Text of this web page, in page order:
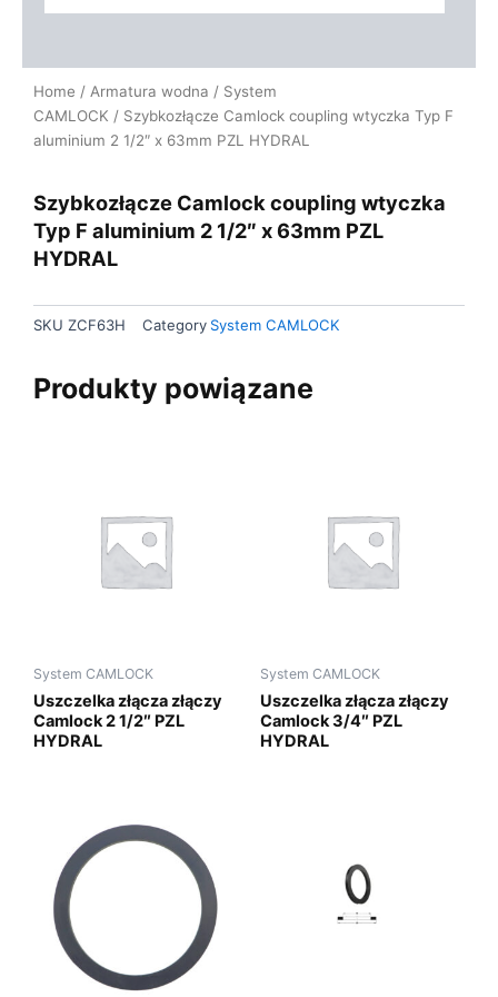
Home / Armatura wodna / System
CAMLOCK / Szybkozłącze Camlock coupling wtyczka Typ F
aluminium 2 1/2″ x 63mm PZL HYDRAL
Szybkozłącze Camlock coupling wtyczka
Typ F aluminium 2 1/2″ x 63mm PZL
HYDRAL
SKU ZCF63H Category System CAMLOCK
Produkty powiązane
System CAMLOCK
Uszczelka złącza złączy
Camlock 2 1/2″ PZL
HYDRAL
System CAMLOCK
Uszczelka złącza złączy
Camlock 3/4″ PZL
HYDRAL